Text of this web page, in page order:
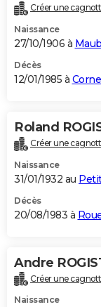
Créer une
Naissance
27/10/1906 à
Décès
12/01/1985 à
Roland
Créer une
Naissance
31/01/1932 au
Décès
20/08/1983 à
Andre
Créer une
Naissance